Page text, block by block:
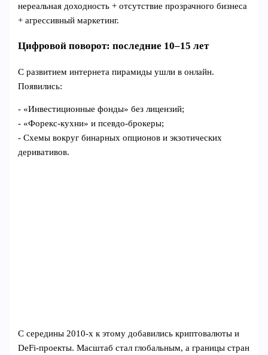
нереальная доходность + отсутствие прозрачного бизнеса
+ агрессивный маркетинг.
Цифровой поворот: последние 10–15 лет
С развитием интернета пирамиды ушли в онлайн.
Появились:
- «Инвестиционные фонды» без лицензий;
- «Форекс‑кухни» и псевдо‑брокеры;
- Схемы вокруг бинарных опционов и экзотических
деривативов.
С середины 2010‑х к этому добавились криптовалюты и
DeFi‑проекты. Масштаб стал глобальным, а границы стран